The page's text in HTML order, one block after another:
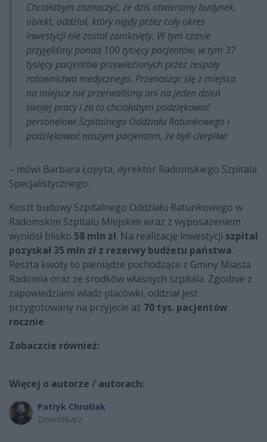
Chciałabym zaznaczyć, że dziś otwieramy budynek,
obiekt, oddział, który nigdy przez cały okres
inwestycji nie został zamknięty. W tym czasie
przyjęliśmy ponad 100 tysięcy pacjentów, w tym 37
tysięcy pacjentów przewiezionych przez zespoły
ratownictwa medycznego. Przenosząc się z miejsca
na miejsce nie przerwaliśmy ani na jeden dzień
swojej pracy i za to chciałabym podziękować
personelowi Szpitalnego Oddziału Ratunkowego i
podziękować naszym pacjentom, że byli cierpliwi
– mówi Barbara Łopyta, dyrektor Radomskiego Szpitala
Specjalistycznego.
Koszt budowy Szpitalnego Oddziału Ratunkowego w
Radomskim Szpitalu Miejskim wraz z wyposażeniem
wyniósł blisko 58 mln zł. Na realizację inwestycji szpital
pozyskał 35 mln zł z rezerwy budżetu państwa.
Reszta kwoty to pieniądze pochodzące z Gminy Miasta
Radomia oraz ze środków własnych szpitala. Zgodnie z
zapowiedziami władz placówki, oddział jest
przygotowany na przyjęcie aż 70 tys. pacjentów
rocznie.
Zobaczcie również:
Więcej o autorze / autorach:
Patryk Chruślak
Dziennikarz